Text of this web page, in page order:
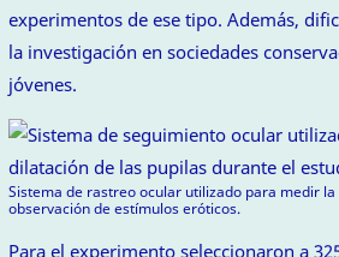
experimentos de ese tipo. Además,
la investigación en sociedades
jóvenes.
Sistema de rastreo ocular utilizado para medir
observación de estímulos eróticos.
Para el experimento seleccionaron a